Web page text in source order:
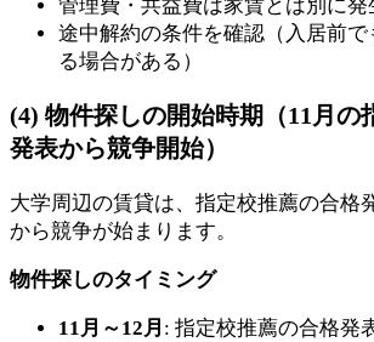
管理費・共益費は家賃とは別に発
途中解約の条件を確認（入居前
る場合がある）
(4) 物件探しの開始時期（11月の
発表から競争開始）
大学周辺の賃貸は、指定校推薦の合格
から競争が始まります。
物件探しのタイミング
11月～12月 : 指定校推薦の合格発